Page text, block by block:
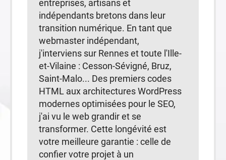
entreprises, artisans et
indépendants bretons dans leur
transition numérique. En tant que
webmaster indépendant,
j'interviens sur Rennes et toute l'Ille-
et-Vilaine : Cesson-Sévigné, Bruz,
Saint-Malo... Des premiers codes
HTML aux architectures WordPress
modernes optimisées pour le SEO,
j'ai vu le web grandir et se
transformer. Cette longévité est
votre meilleure garantie : celle de
confier votre projet à un